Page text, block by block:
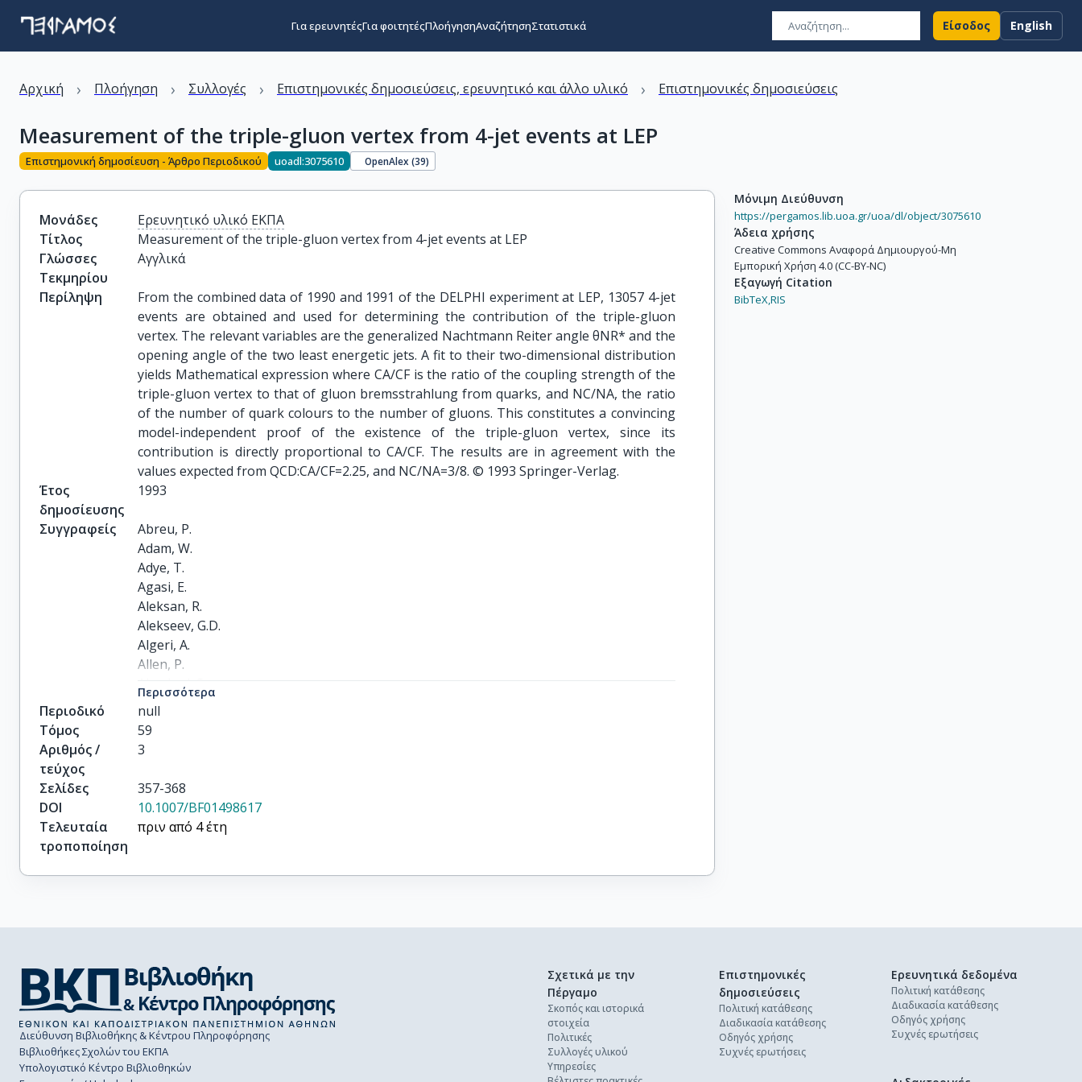
Για ερευνητέςΓια φοιτητέςΠλοήγησηΑναζήτησηΣτατιστικά Είσοδος English
Αρχική › Πλοήγηση › Συλλογές › Επιστημονικές δημοσιεύσεις, ερευνητικό και άλλο υλικό › Επιστημονικές δημοσιεύσεις
Measurement of the triple-gluon vertex from 4-jet events at LEP
Επιστημονική δημοσίευση - Άρθρο Περιοδικού uoadl:3075610 OpenAlex (39)
Μονάδες
Ερευνητικό υλικό ΕΚΠΑ
Τίτλος
Measurement of the triple-gluon vertex from 4-jet events at LEP
Γλώσσες
Τεκμηρίου
Αγγλικά
Περίληψη
From the combined data of 1990 and 1991 of the DELPHI experiment at LEP, 13057 4-jet
events are obtained and used for determining the contribution of the triple-gluon
vertex. The relevant variables are the generalized Nachtmann Reiter angle θNR* and the
opening angle of the two least energetic jets. A fit to their two-dimensional distribution
yields Mathematical expression where CA/CF is the ratio of the coupling strength of the
triple-gluon vertex to that of gluon bremsstrahlung from quarks, and NC/NA, the ratio
of the number of quark colours to the number of gluons. This constitutes a convincing
model-independent proof of the existence of the triple-gluon vertex, since its
contribution is directly proportional to CA/CF. The results are in agreement with the
values expected from QCD:CA/CF=2.25, and NC/NA=3/8. © 1993 Springer-Verlag.
Έτος
δημοσίευσης
1993
Συγγραφείς
Abreu, P.
Adam, W.
Adye, T.
Agasi, E.
Aleksan, R.
Alekseev, G.D.
Algeri, A.
Allen, P.
Almehed, S.
Alsvaag, S.J.
Amaldi, U.
Andreazza, A.
Apel, W.-D.
Apsimon, R.J.
Arnoud, Y.
Åsman, B.
Augustinus, A.
Barbiellini, G.
Bardin, D.Y.
Barker, G.J.
Baroncelli, A.
Barring, O.
Barrio, J.A.
Περισσότερα
Περιοδικό
null
Τόμος
59
Αριθμός /
τεύχος
3
Σελίδες
357-368
DOI
10.1007/BF01498617
Τελευταία
τροποποίηση
πριν από 4 έτη
Μόνιμη Διεύθυνση
https://pergamos.lib.uoa.gr/uoa/dl/object/3075610
Άδεια χρήσης
Creative Commons Αναφορά Δημιουργού-Μη
Εμπορική Χρήση 4.0 (CC-BY-NC)
Εξαγωγή Citation
BibTeX,RIS
Διεύθυνση Βιβλιοθήκης & Κέντρου Πληροφόρησης
Βιβλιοθήκες Σχολών του ΕΚΠΑ
Υπολογιστικό Κέντρο Βιβλιοθηκών
Σχετικά με την
Πέργαμο
Σκοπός και ιστορικά
στοιχεία
Πολιτικές
Συλλογές υλικού
Υπηρεσίες
Επιστημονικές
δημοσιεύσεις
Πολιτική κατάθεσης
Διαδικασία κατάθεσης
Οδηγός χρήσης
Συχνές ερωτήσεις
Ερευνητικά δεδομένα
Πολιτική κατάθεσης
Διαδικασία κατάθεσης
Οδηγός χρήσης
Συχνές ερωτήσεις